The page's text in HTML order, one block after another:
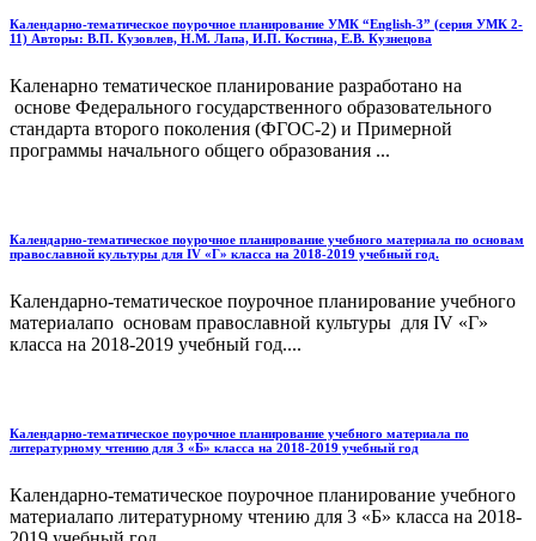
Календарно-тематическое поурочное планирование УМК “English-3” (серия УМК 2-
11) Авторы: В.П. Кузовлев, Н.М. Лапа, И.П. Костина, Е.В. Кузнецова
Каленарно тематическое планирование разработано на
основе Федерального государственного образовательного
стандарта второго поколения (ФГОС-2) и Примерной
программы начального общего образования ...
Календарно-тематическое поурочное планирование учебного материала по основам
православной культуры для IV «Г» класса на 2018-2019 учебный год.
Календарно-тематическое поурочное планирование учебного
материалапо основам православной культуры для IV «Г»
класса на 2018-2019 учебный год....
Календарно-тематическое поурочное планирование учебного материала по
литературному чтению для 3 «Б» класса на 2018-2019 учебный год
Календарно-тематическое поурочное планирование учебного
материалапо литературному чтению для 3 «Б» класса на 2018-